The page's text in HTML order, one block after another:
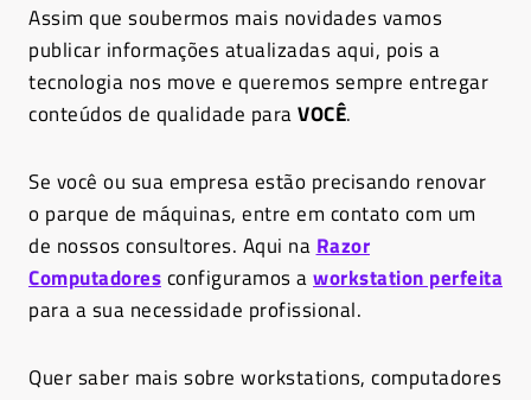
Assim que soubermos mais novidades vamos
publicar informações atualizadas aqui, pois a
tecnologia nos move e queremos sempre entregar
conteúdos de qualidade paraVOCÊ.
Se você ou sua empresa estão precisando renovar
o parque de máquinas, entre em contato com um
de nossos consultores. Aqui na Razor
Computadoresconfiguramos aworkstation perfeita
para a sua necessidade profissional.
Quer saber mais sobre workstations, computadores